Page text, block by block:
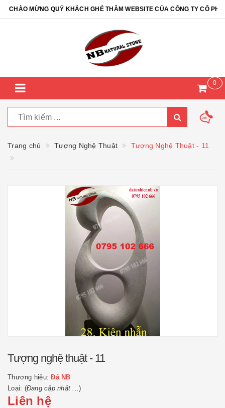
CHÀO MỪNG QUÝ KHÁCH GHÉ THĂM WEBSITE CỦA CÔNG TY CỔ
0
Trang chủ Tượng Nghệ Thuật Tượng Nghệ Thuật - 11
Tượng nghệ thuật - 11
Thương hiệu:Đá NB
Loại: (Đang cập nhật ...)
Liên hệ